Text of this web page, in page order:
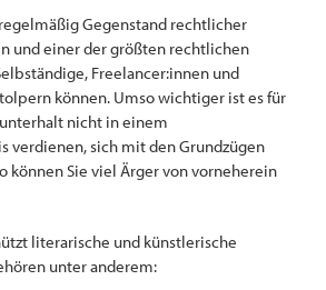
Gegenstand rechtlicher
und einer der größten rechtlichen
Freelancer:innen und
können. Umso wichtiger ist es für
nicht in einem
verdienen, sich mit den Grundzügen
können Sie viel Ärger von vorneherein
literarische und künstlerische
unter anderem: